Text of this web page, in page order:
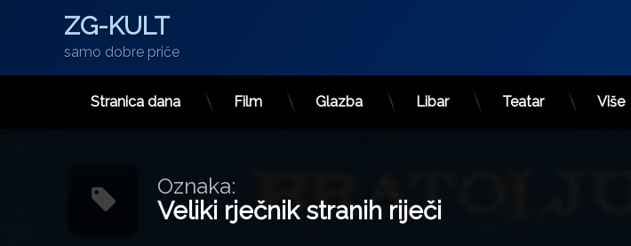
ZG-KULT
samo dobre priče
Stranica dana Film Glazba Libar Teatar Više
Oznaka:
Veliki rječnik stranih riječi